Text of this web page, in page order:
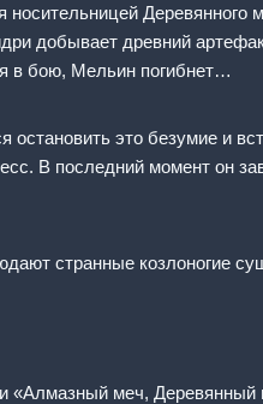
носительницей
добывает древний
в бою, Мельин погибнет…
остановить это безумие и
В последний момент он
странные козлоногие
«Алмазный меч,